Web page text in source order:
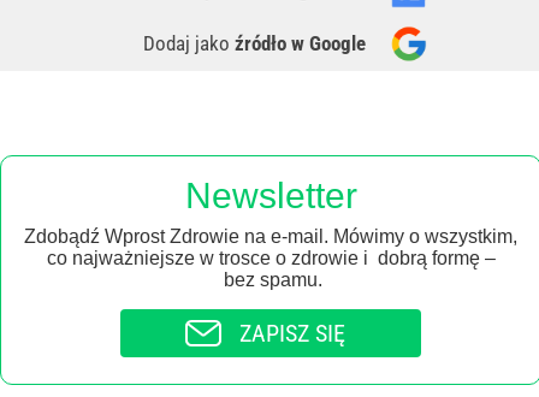
Dodaj jako źródło w Google
Newsletter
Zdobądź Wprost Zdrowie na e-mail. Mówimy o wszystkim,
co najważniejsze w trosce o zdrowie i dobrą formę –
bez spamu.
ZAPISZ SIĘ